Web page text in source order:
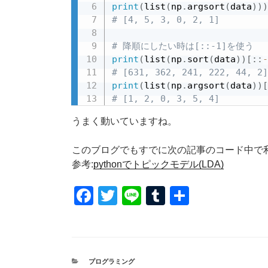
print (list (np . argsort (data) ) )
# [4, 5, 3, 0, 2, 1]
# 降順にしたい時は[::-1]を使う
print (list (np . sort (data) ) [ : : -
# [631, 362, 241, 222, 44, 2]
print (list (np . argsort (data) ) [
# [1, 2, 0, 3, 5, 4]
うまく動いていますね。
このブログでもすでに次の記事のコード中で
参考:pythonでトピックモデル(LDA)
F
e
T
er
Li
T
カ
プログラミング